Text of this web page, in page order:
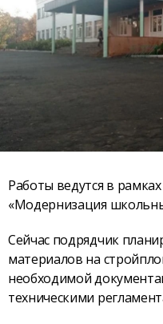
Работы ведутся в
«Модернизация
Сейчас подрядчик
материалов на
необходимой
техническими